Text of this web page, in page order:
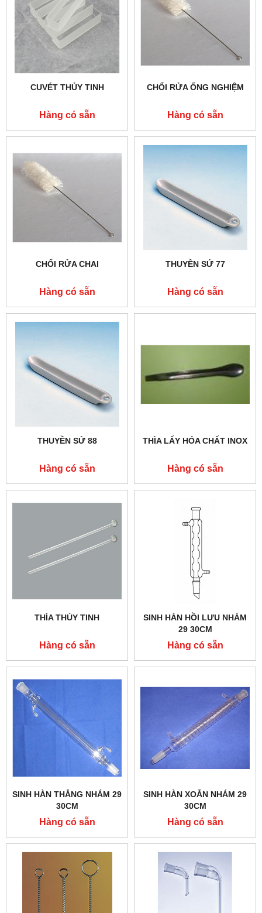
CUVÉT THỦY TINH
Hàng có sẵn
CHỔI RỬA ỐNG NGHIỆM
Hàng có sẵn
CHỔI RỬA CHAI
Hàng có sẵn
THUYỀN SỨ 77
Hàng có sẵn
THUYỀN SỨ 88
Hàng có sẵn
THÌA LẤY HÓA CHẤT INOX
Hàng có sẵn
THÌA THỦY TINH
Hàng có sẵn
SINH HÀN HỒI LƯU NHÁM
29 30CM
Hàng có sẵn
SINH HÀN THẲNG NHÁM 29
30CM
Hàng có sẵn
SINH HÀN XOẮN NHÁM 29
30CM
Hàng có sẵn